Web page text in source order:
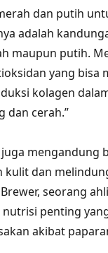
dan putih
adalah
maupun putih.
yang
kolagen
dan cerah.”
kulit dan
seorang
nutrisi penting
akibat